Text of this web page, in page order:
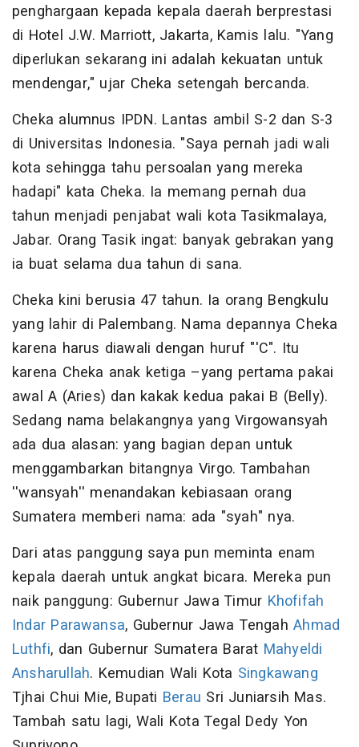
penghargaan kepada kepala daerah berprestasi
di Hotel J.W. Marriott, Jakarta, Kamis lalu. "Yang
diperlukan sekarang ini adalah kekuatan untuk
mendengar," ujar Cheka setengah bercanda.
Cheka alumnus IPDN. Lantas ambil S-2 dan S-3
di Universitas Indonesia. "Saya pernah jadi wali
kota sehingga tahu persoalan yang mereka
hadapi" kata Cheka. Ia memang pernah dua
tahun menjadi penjabat wali kota Tasikmalaya,
Jabar. Orang Tasik ingat: banyak gebrakan yang
ia buat selama dua tahun di sana.
Cheka kini berusia 47 tahun. Ia orang Bengkulu
yang lahir di Palembang. Nama depannya Cheka
karena harus diawali dengan huruf "'C". Itu
karena Cheka anak ketiga –yang pertama pakai
awal A (Aries) dan kakak kedua pakai B (Belly).
Sedang nama belakangnya yang Virgowansyah
ada dua alasan: yang bagian depan untuk
menggambarkan bitangnya Virgo. Tambahan
''wansyah'' menandakan kebiasaan orang
Sumatera memberi nama: ada "syah" nya.
Dari atas panggung saya pun meminta enam
kepala daerah untuk angkat bicara. Mereka pun
naik panggung: Gubernur Jawa Timur Khofifah
Indar Parawansa, Gubernur Jawa TengahAhmad
Luthfi, dan Gubernur Sumatera Barat Mahyeldi
Ansharullah. Kemudian Wali Kota Singkawang
Tjhai Chui Mie, Bupati Berau Sri Juniarsih Mas.
Tambah satu lagi, Wali Kota Tegal Dedy Yon